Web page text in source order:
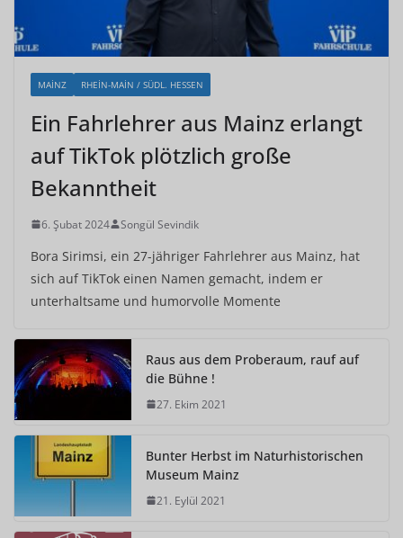
MAINZ RHEIN-MAIN / SÜDL. HESSEN
Ein Fahrlehrer aus Mainz erlangt
auf TikTok plötzlich große
Bekanntheit
6. Şubat 2024 Songül Sevindik
Bora Sirimsi, ein 27-jähriger Fahrlehrer aus Mainz, hat
sich auf TikTok einen Namen gemacht, indem er
unterhaltsame und humorvolle Momente
Raus aus dem Proberaum, rauf auf
die Bühne !
27. Ekim 2021
Bunter Herbst im Naturhistorischen
Museum Mainz
21. Eylül 2021